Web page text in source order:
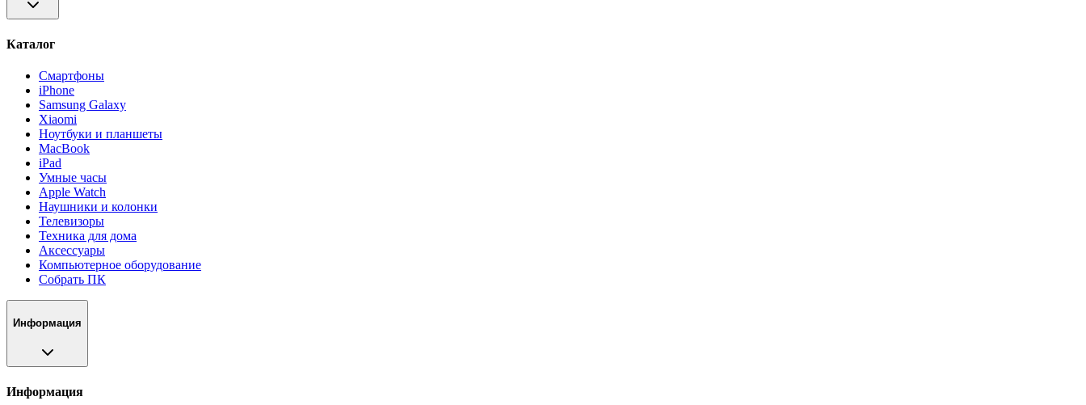
Каталог
Смартфоны
iPhone
Samsung Galaxy
Xiaomi
Ноутбуки и планшеты
MacBook
iPad
Умные часы
Apple Watch
Наушники и колонки
Телевизоры
Техника для дома
Аксессуары
Компьютерное оборудование
Собрать ПК
Информация
Информация